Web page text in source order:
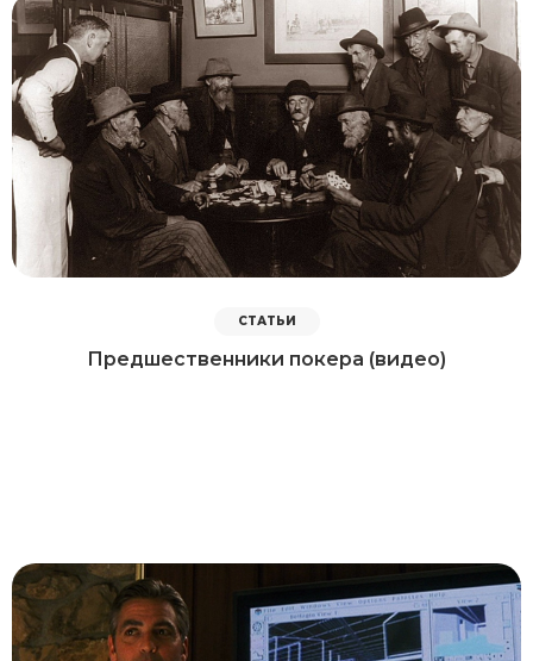
СТАТЬИ
Предшественники покера (видео)